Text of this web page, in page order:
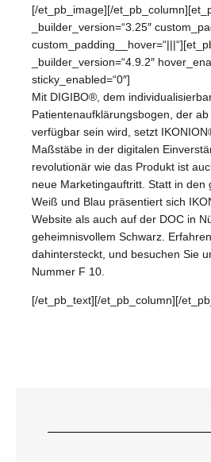
[/et_pb_image][/
_builder_version=“3.25″
_builder_version=“4.9.2″
sticky_enabled=“0″]
Mit DIGIBO®, dem
Patientenaufklärungsbogen, der
verfügbar sein wird, setzt
Maßstäbe in der digitalen
revolutionär wie das Produkt ist
neue Marketingauftritt. Statt in den
Weiß und Blau präsentiert sich
Website als auch auf der DOC in
geheimnisvollem Schwarz.
dahintersteckt, und besuchen Sie
Nummer F 10.
[/et_pb_text][/et_pb_column][/